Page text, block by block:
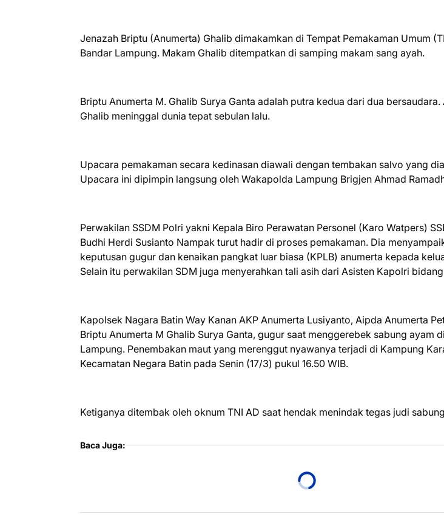
Jenazah Briptu (Anumerta) Ghalib dimakamkan di Tempat Pemakaman Umum
Bandar Lampung. Makam Ghalib ditempatkan di samping makam sang ayah.
Briptu Anumerta M. Ghalib Surya Ganta adalah putra kedua dari dua
Ghalib meninggal dunia tepat sebulan lalu.
Upacara pemakaman secara kedinasan diawali dengan tembakan salvo yang
Upacara ini dipimpin langsung oleh Wakapolda Lampung Brigjen Ahmad
Perwakilan SSDM Polri yakni Kepala Biro Perawatan Personel (Karo Watpers)
Budhi Herdi Susianto Nampak turut hadir di proses pemakaman. Dia
keputusan gugur dan kenaikan pangkat luar biasa (KPLB) anumerta kepada
Selain itu perwakilan SDM juga menyerahkan tali asih dari Asisten Kapolri
Kapolsek Nagara Batin Way Kanan AKP Anumerta Lusiyanto, Aipda Anumerta
Briptu Anumerta M Ghalib Surya Ganta, gugur saat menggerebek sabung ayam
Lampung. Penembakan maut yang merenggut nyawanya terjadi di Kampung
Kecamatan Negara Batin pada Senin (17/3) pukul 16.50 WIB.
Ketiganya ditembak oleh oknum TNI AD saat hendak menindak tegas judi
Baca Juga: